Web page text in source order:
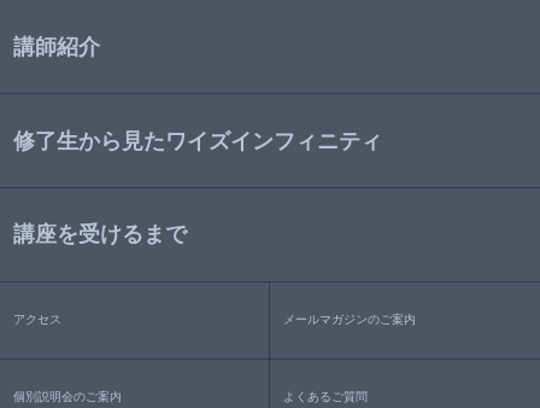
講師紹介
修了生から見たワイズインフィニティ
講座を受けるまで
アクセス メールマガジンのご案内
個別説明会のご案内 よくあるご質問